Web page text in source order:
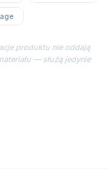
produktu nie oddają
— służą jedynie